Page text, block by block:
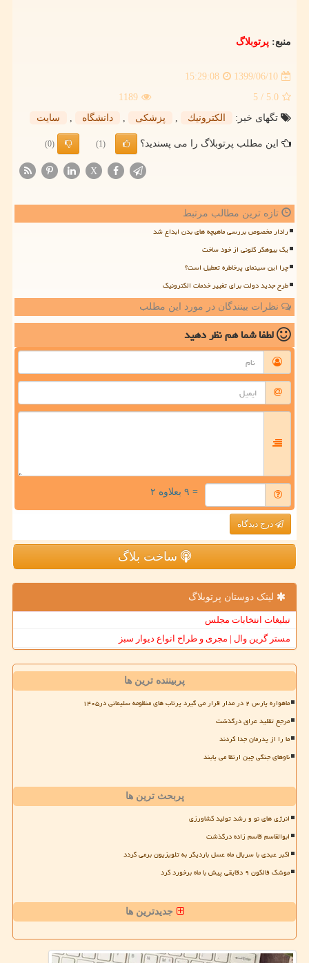
منبع: پرتوبلاگ
1399/06/10
15:29:08
5.0
/ 5
1189
تگهای خبر:
الكترونیك , پزشكی , دانشگاه , سایت
این مطلب پرتوبلاگ را می پسندید؟ (1)
(0)
X
تازه ترین مطالب مرتبط
رادار مخصوص بررسی ماهیچه های بدن ابداع شد
یک بیوهکر کلونی از خود ساخت
چرا این سینمای پرخاطره تعطیل است؟
طرح جدید دولت برای تغییر خدمات الکترونیک
نظرات بینندگان در مورد این مطلب
لطفا شما همنظر دهید
= ۹ بعلاوه ۲
درج دیدگاه
ساخت بلاگ
لینک دوستان پرتوبلاگ
تبلیغات انتخابات مجلس
مستر گرین وال | مجری و طراح انواع دیوار سبز
پربیننده ترین ها
ماهواره پارس ۲ در مدار قرار می گیرد پرتاب های منظومه سلیمانی در۱۴۰۵
مرجع تقلید عراق درگذشت
ما را از پدرمان جدا کردند
ناوهای جنگی چین ارتقا می یابند
پربحث ترین ها
انرژی های نو و رشد تولید کشاورزی
ابوالقاسم قاسم زاده درگذشت
اکبر عبدی با سریال ماه عسل باردیگر به تلویزیون برمی گردد
موشک فالکون ۹ دقایقی پیش با ماه برخورد کرد
جدیدترین ها